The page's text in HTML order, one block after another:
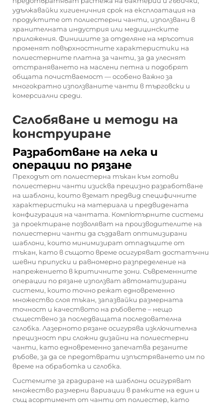
удължавайки хигиеничния срок на експлоатация на
продуктите от полиестерни чанти, използвани в
хранителната индустрия или медицинските
приложения. Финишите за отделяне на мръсотия
променят повърхностните характеристики на
полиестерните платна за чанти, за да улеснят
отстраняването на маслени петна и подобрят
общата почистваемост — особено важно за
многократно използваните чанти в търговски и
комерсиални среди.
Сглобяване и методи на
конструиране
Разработване на лека и
операции по рязане
Преходът от полиестерна тъкан към готови
полиестерни чанти изисква прецизно разработване
на шаблони, които вземат предвид специфичните
характеристики на материала и предвидената
конфигурация на чантата. Компютърните системи
за проектиране позволяват на производителите на
полиестерни чанти да създават оптимизирани
шаблони, които минимизират отпадъците от
тъкан, като в същото време осигуряват достатъчни
шевни припуски и равномерно разпределение на
напрежението в критичните зони. Съвременните
операции по рязане използват автоматизирани
системи, които точно режат едновременно
множество слоя тъкан, запазвайки размерната
точност и качеството на ръбовете – нещо
съществено за последващата последователна
сглобка. Лазерното рязане осигурява изключителна
прецизност при сложни дизайни на полиестерни
чанти, като едновременно запечатва резаните
ръбове, за да се предотврати изпъстряването им по
време на обработка и сглобка.
Системите за градиране на шаблони осигуряват
множество размерни вариации в рамките на един и
същ асортимент от чанти от полиестер, като